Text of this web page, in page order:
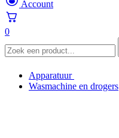
Account
0
Apparatuur
Wasmachine en drogers